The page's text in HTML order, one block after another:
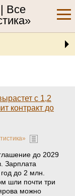
Все
с 1,2
контракт до
до 2029
Зарплата
до 2 млн.
шли почти три
можно